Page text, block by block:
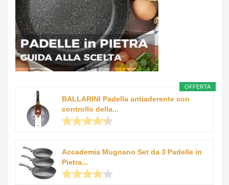
OFFERTA
BALLARINI Padella antiaderente con
controllo della...
Accademia Mugnano Set da 3 Padelle in
Pietra...